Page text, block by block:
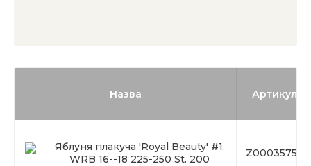
Назва Артикул
Яблуня плакуча 'Royal Beauty' #1,
WRB 16--18 225-250 St. 200
Z00035750